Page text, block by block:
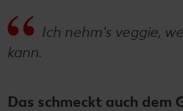
Ich nehm's veggie,
kann.
Das schmeckt auch dem